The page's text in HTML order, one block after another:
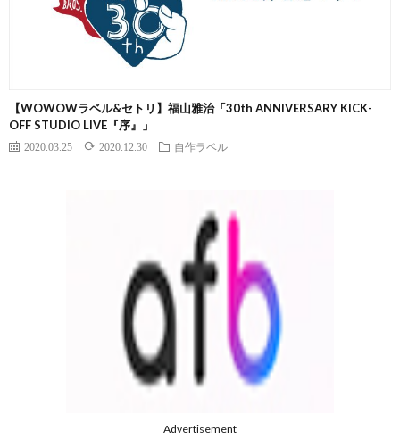
【WOWOWラベル&セトリ】福山雅治「30th ANNIVERSARY KICK-
OFF STUDIO LIVE『序』」
2020.03.25 2020.12.30 自作ラベル
Advertisement